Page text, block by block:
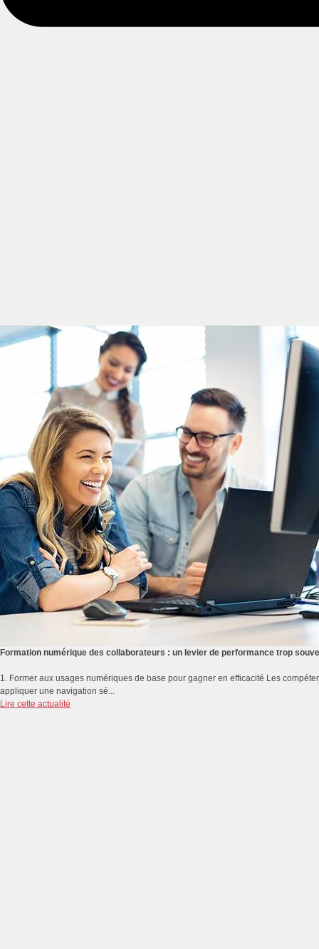
Formation numérique des collaborateurs : un levier de performance trop
1. Former aux usages numériques de base pour gagner en efficacité Les
appliquer une navigation sé...
Lire cette actualité